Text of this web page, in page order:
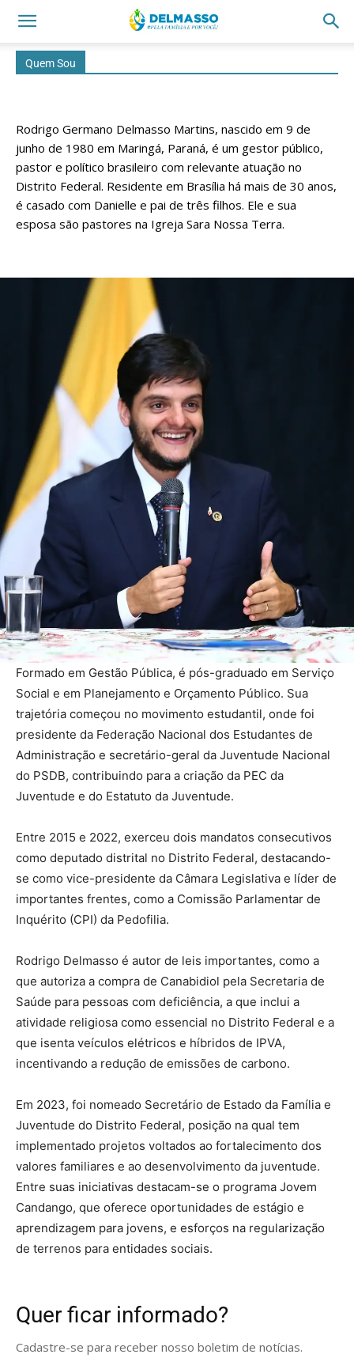
Quem Sou
Rodrigo Germano Delmasso Martins, nascido em 9 de
junho de 1980 em Maringá, Paraná, é um gestor público,
pastor e político brasileiro com relevante atuação no
Distrito Federal. Residente em Brasília há mais de 30 anos,
é casado com Danielle e pai de três filhos. Ele e sua
esposa são pastores na Igreja Sara Nossa Terra.
Formado em Gestão Pública, é pós-graduado em Serviço
Social e em Planejamento e Orçamento Público. Sua
trajetória começou no movimento estudantil, onde foi
presidente da Federação Nacional dos Estudantes de
Administração e secretário-geral da Juventude Nacional
do PSDB, contribuindo para a criação da PEC da
Juventude e do Estatuto da Juventude.
Entre 2015 e 2022, exerceu dois mandatos consecutivos
como deputado distrital no Distrito Federal, destacando-
se como vice-presidente da Câmara Legislativa e líder de
importantes frentes, como a Comissão Parlamentar de
Inquérito (CPI) da Pedofilia.
Rodrigo Delmasso é autor de leis importantes, como a
que autoriza a compra de Canabidiol pela Secretaria de
Saúde para pessoas com deficiência, a que inclui a
atividade religiosa como essencial no Distrito Federal e a
que isenta veículos elétricos e híbridos de IPVA,
incentivando a redução de emissões de carbono.
Em 2023, foi nomeado Secretário de Estado da Família e
Juventude do Distrito Federal, posição na qual tem
implementado projetos voltados ao fortalecimento dos
valores familiares e ao desenvolvimento da juventude.
Entre suas iniciativas destacam-se o programa Jovem
Candango, que oferece oportunidades de estágio e
aprendizagem para jovens, e esforços na regularização
de terrenos para entidades sociais.
Quer ficar informado?
Cadastre-se para receber nosso boletim de notícias.